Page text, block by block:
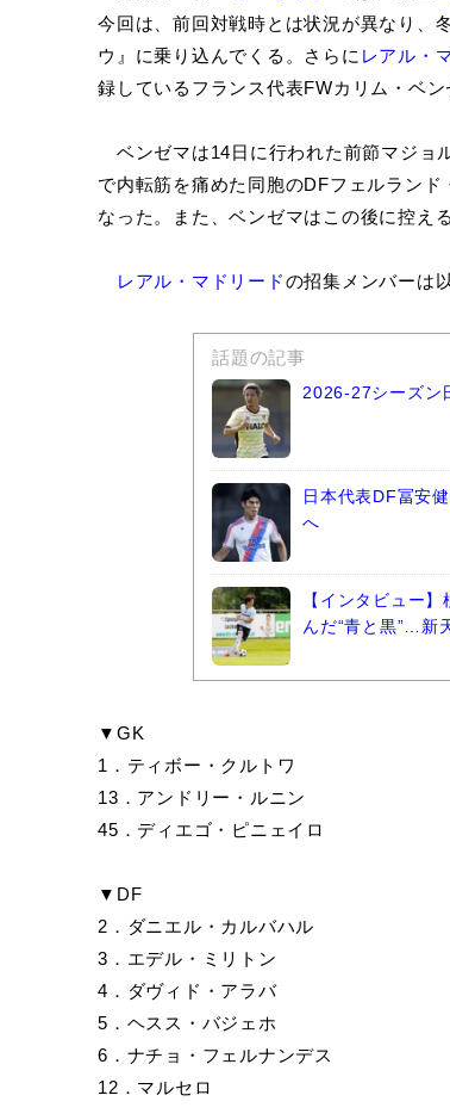
今回は、前回対戦時とは状況が異なり、
ウ』に乗り込んでくる。さらに レアル・
録しているフランス代表FWカリム・ベン
ベンゼマは14日に行われた前節マジョ
で内転筋を痛めた同胞のDFフェルランド
なった。また、ベンゼマはこの後に控え
レアル・マドリードの招集メンバーは
話題の記事
2026-27シーズン
日本代表DF冨安
へ
【インタビュー
んだ“青と黒”…新
▼GK
1．ティボー・クルトワ
13．アンドリー・ルニン
45．ディエゴ・ピニェイロ
▼DF
2．ダニエル・カルバハル
3．エデル・ミリトン
4．ダヴィド・アラバ
5．ヘスス・バジェホ
6．ナチョ・フェルナンデス
12．マルセロ